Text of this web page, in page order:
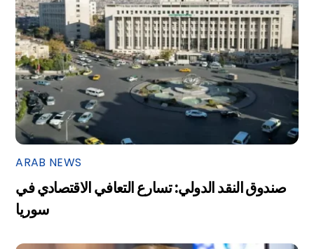
ARAB NEWS
صندوق النقد الدولي: تسارع التعافي الاقتصادي في
سوريا